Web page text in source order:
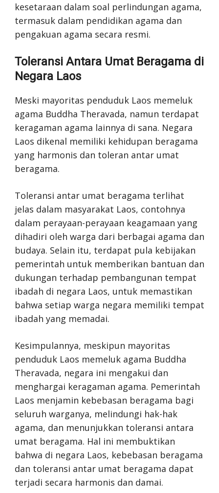
kesetaraan dalam soal perlindungan agama,
termasuk dalam pendidikan agama dan
pengakuan agama secara resmi.
Toleransi Antara Umat Beragama di
Negara Laos
Meski mayoritas penduduk Laos memeluk
agama Buddha Theravada, namun terdapat
keragaman agama lainnya di sana. Negara
Laos dikenal memiliki kehidupan beragama
yang harmonis dan toleran antar umat
beragama.
Toleransi antar umat beragama terlihat
jelas dalam masyarakat Laos, contohnya
dalam perayaan-perayaan keagamaan yang
dihadiri oleh warga dari berbagai agama dan
budaya. Selain itu, terdapat pula kebijakan
pemerintah untuk memberikan bantuan dan
dukungan terhadap pembangunan tempat
ibadah di negara Laos, untuk memastikan
bahwa setiap warga negara memiliki tempat
ibadah yang memadai.
Kesimpulannya, meskipun mayoritas
penduduk Laos memeluk agama Buddha
Theravada, negara ini mengakui dan
menghargai keragaman agama. Pemerintah
Laos menjamin kebebasan beragama bagi
seluruh warganya, melindungi hak-hak
agama, dan menunjukkan toleransi antara
umat beragama. Hal ini membuktikan
bahwa di negara Laos, kebebasan beragama
dan toleransi antar umat beragama dapat
terjadi secara harmonis dan damai.